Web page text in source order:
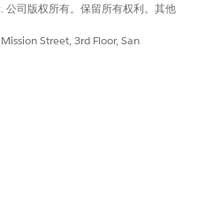
司版权所有。保留所有权利。其他
Street, 3rd Floor, San